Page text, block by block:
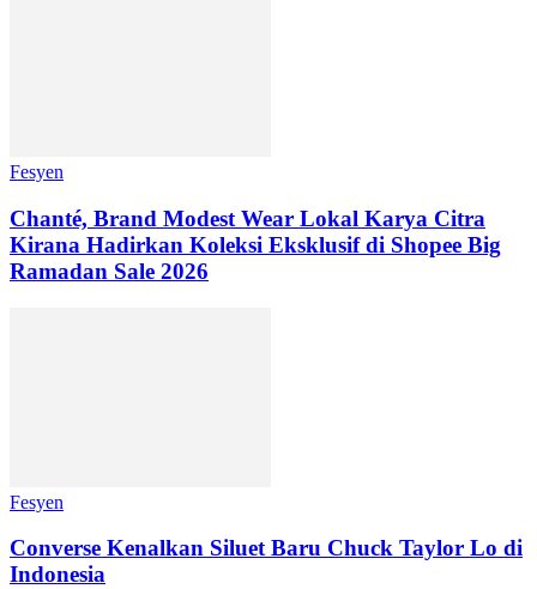
Fesyen
Chanté, Brand Modest Wear Lokal Karya Citra
Kirana Hadirkan Koleksi Eksklusif di Shopee Big
Ramadan Sale 2026
Fesyen
Converse Kenalkan Siluet Baru Chuck Taylor Lo di
Indonesia